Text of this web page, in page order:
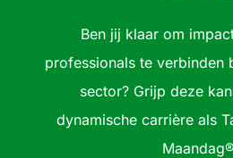
Ben jij klaar om
professionals te verbinden
sector? Grijp deze
dynamische carrière als